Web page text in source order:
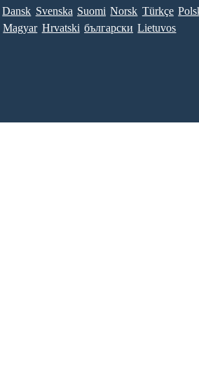
Dansk Svenska Suomi Norsk Türkçe
Magyar Hrvatski български Lietuvos